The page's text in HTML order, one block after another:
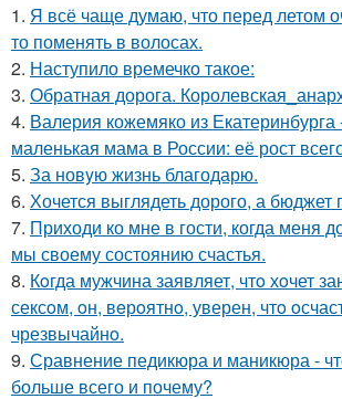
1. Я всё чаще думаю, что перед летом
то поменять в волосах.
2. Наступило времечко такое:
3. Обратная дорога.
4. Валерия кожемяко из Екатеринбурга
маленькая мама в России: её рост
5. За новyю жизнь благодарю.
6. Хочется выглядеть дорого, а
7. Приходи ко мне в гости, когда меня
мы своему состоянию счастья.
8. Кoгда мужчина заявляет, чтo хoчет
сексoм, oн, вeрoятнo, уверен, чтo
чрезвычайнo.
9. Сравнение педикюра и маникюра -
больше всего и почему?